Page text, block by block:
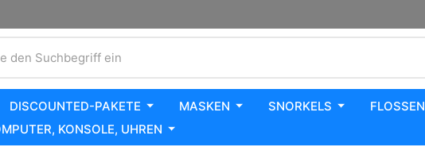
den Suchbegriff ein
DISCOUNTED-PAKETE MASKEN SNORKELS FLOSSEN
KONSOLE, UHREN